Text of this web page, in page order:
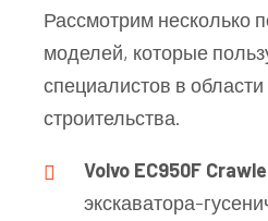
Рассмотрим несколько
моделей, которые
специалистов в
строительства.
Volvo EC950F
экскаватора-